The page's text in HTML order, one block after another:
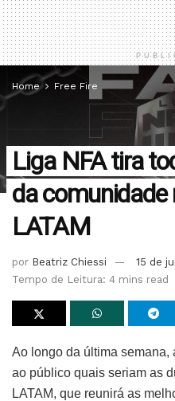
Home Free Fire
Liga NFA tira
da comunidade
LATAM
por Beatriz Chiessi
15 de
Tempo de Leitura: 4 mins read
Ao longo da última semana,
ao público quais seriam as
LATAM, que reunirá as